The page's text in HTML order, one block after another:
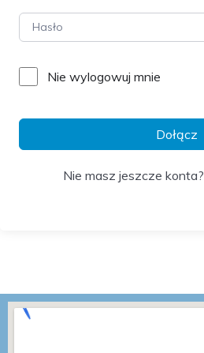
Nie wylogowuj mnie
Dołącz
Nie masz jeszcze konta?